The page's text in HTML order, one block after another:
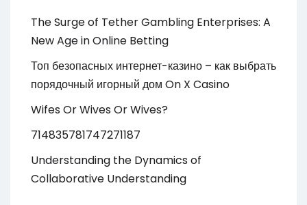
The Surge of Tether Gambling Enterprises: A
New Age in Online Betting
Топ безопасных интернет-казино – как выбрать
порядочный игорный дом On X Casino
Wifes Or Wives Or Wives?
714835781747271187
Understanding the Dynamics of
Collaborative Understanding